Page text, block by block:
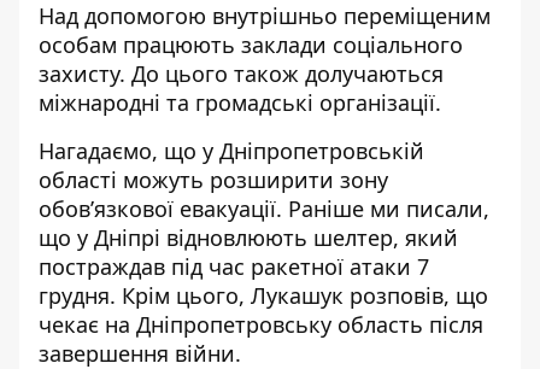
Над допомогою внутрішньо переміщеним
особам працюють заклади соціального
захисту. До цього також долучаються
міжнародні та громадські організації.
Нагадаємо, що у Дніпропетровській
області можуть розширити зону
обов’язкової евакуації. Раніше ми писали,
що у Дніпрі відновлюють шелтер, який
постраждав під час ракетної атаки 7
грудня. Крім цього, Лукашук розповів, що
чекає на Дніпропетровську область після
завершення війни.